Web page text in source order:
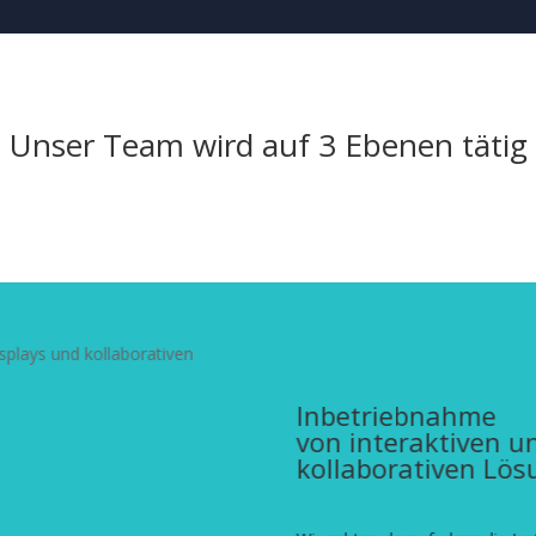
Unser Team wird auf 3 Ebenen tätig
Inbetriebnahme
von interaktiven
kollaborativen